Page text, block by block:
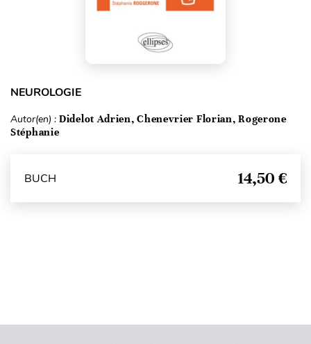
NEUROLOGIE
Autor(en) : Didelot Adrien, Chenevrier Florian, Rogerone
Stéphanie
BUCH 14,50 €